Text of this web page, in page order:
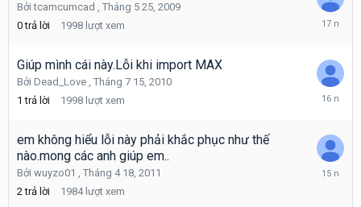
Bởitcamcumcad , Tháng 5 25, 2009
0 trả lời 1998 lượt xem
Tháng
2009
Giúp mình cái này.Lỗi khi import MAX
Bởi Dead_Love , Tháng 7 15, 2010
1 trả lời 1998 lượt xem
Tháng
2010
em không hiểu lỗi này phải khắc phục như thế
nào.mong các anh giúp em..
Bởi wuyzo01 , Tháng 4 18, 2011
2 trả lời 1984 lượt xem
Tháng